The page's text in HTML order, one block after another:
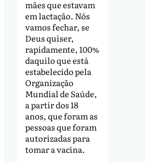
mães que estavam
em lactação. Nós
vamos fechar, se
Deus quiser,
rapidamente, 100%
daquilo que está
estabelecido pela
Organização
Mundial de Saúde,
a partir dos 18
anos, que foram as
pessoas que foram
autorizadas para
tomar a vacina.